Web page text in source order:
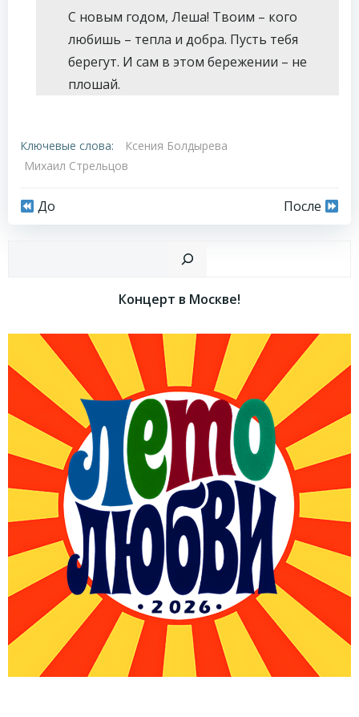
С новым годом, Леша! Твоим – кого
любишь – тепла и добра. Пусть тебя
берегут. И сам в этом бережении – не
плошай.
Ключевые слова:
Ксения Болдырева
Михаил Стрельцов
Навигация
записям
До
Навигация
по
записям
После
Концерт в Москве!